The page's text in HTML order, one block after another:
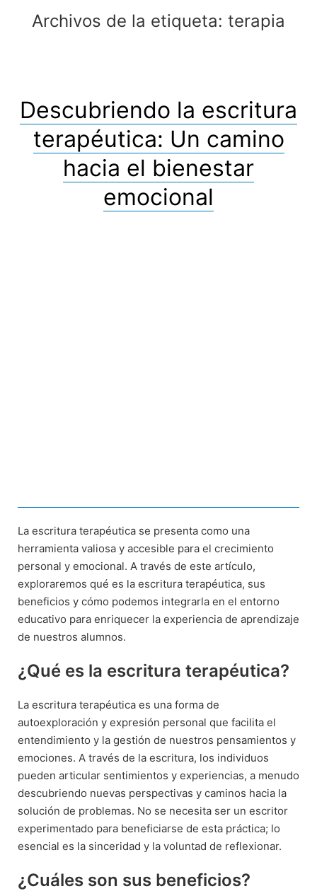
Archivos de la etiqueta: terapia
Descubriendo la escritura
terapéutica: Un camino
hacia el bienestar
emocional
La escritura terapéutica se presenta como una
herramienta valiosa y accesible para el crecimiento
personal y emocional. A través de este artículo,
exploraremos qué es la escritura terapéutica, sus
beneficios y cómo podemos integrarla en el entorno
educativo para enriquecer la experiencia de aprendizaje
de nuestros alumnos.
¿Qué es la escritura terapéutica?
La escritura terapéutica es una forma de
autoexploración y expresión personal que facilita el
entendimiento y la gestión de nuestros pensamientos y
emociones. A través de la escritura, los individuos
pueden articular sentimientos y experiencias, a menudo
descubriendo nuevas perspectivas y caminos hacia la
solución de problemas. No se necesita ser un escritor
experimentado para beneficiarse de esta práctica; lo
esencial es la sinceridad y la voluntad de reflexionar.
¿Cuáles son sus beneficios?